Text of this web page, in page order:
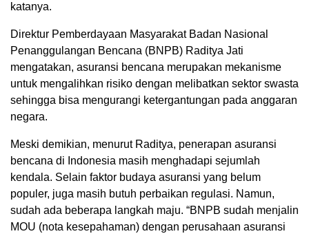
katanya.
Direktur Pemberdayaan Masyarakat Badan Nasional
Penanggulangan Bencana (BNPB) Raditya Jati
mengatakan, asuransi bencana merupakan mekanisme
untuk mengalihkan risiko dengan melibatkan sektor swasta
sehingga bisa mengurangi ketergantungan pada anggaran
negara.
Meski demikian, menurut Raditya, penerapan asuransi
bencana di Indonesia masih menghadapi sejumlah
kendala. Selain faktor budaya asuransi yang belum
populer, juga masih butuh perbaikan regulasi. Namun,
sudah ada beberapa langkah maju. “BNPB sudah menjalin
MOU (nota kesepahaman) dengan perusahaan asuransi